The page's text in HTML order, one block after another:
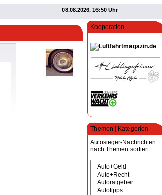
08.08.2026, 16:50 Uhr
Kooperation
Themen | Kategorien
Autosieger-Nachrichten
nach Themen sortiert: